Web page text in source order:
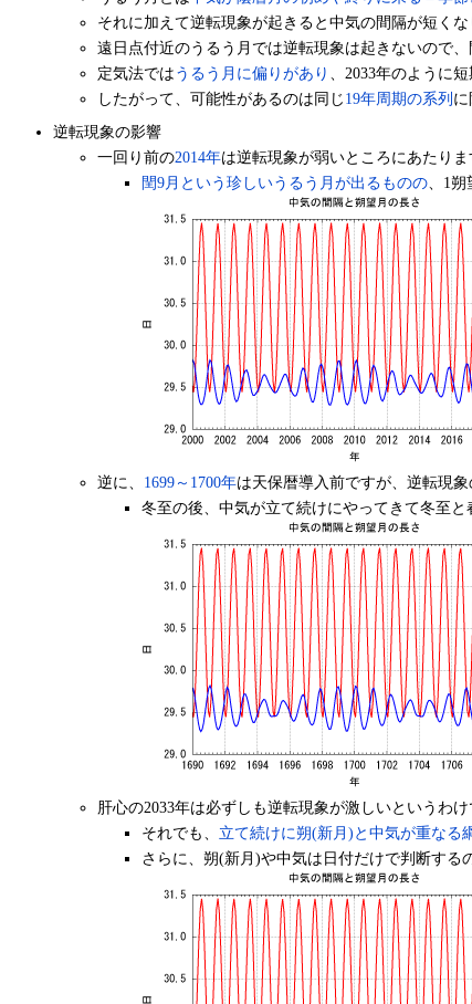
それに加えて逆転現象が起きると中気の間隔が短く
遠日点付近のうるう月では逆転現象は起きないので、
定気法ではうるう月に偏りがあり 、2033年のように
したがって、可能性があるのは同じ19年周期の系列
逆転現象の影響
一回り前の2014年は逆転現象が弱いところにあたりま
閏9月という珍しいうるう月が出るものの 、1
逆に、 1699～1700年は天保暦導入前ですが、逆転現
冬至の後、中気が立て続けにやってきて冬至と
肝心の2033年は必ずしも逆転現象が激しいというわけ
それでも、 立て続けに朔(新月)と中気が重なる
さらに、朔(新月)や中気は日付だけで判断する